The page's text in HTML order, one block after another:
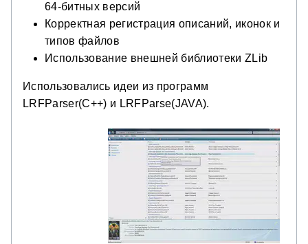
64-битных версий
Корректная регистрация описаний, иконок и
типов файлов
Использование внешней библиотеки ZLib
Использовались идеи из программ
LRFParser(C++) и LRFParse(JAVA).